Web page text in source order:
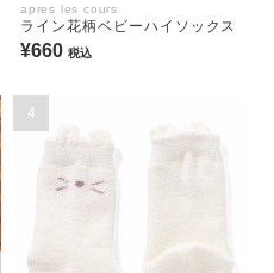
apres les cours
ライン花柄ベビーハイソックス
¥660 税込
4